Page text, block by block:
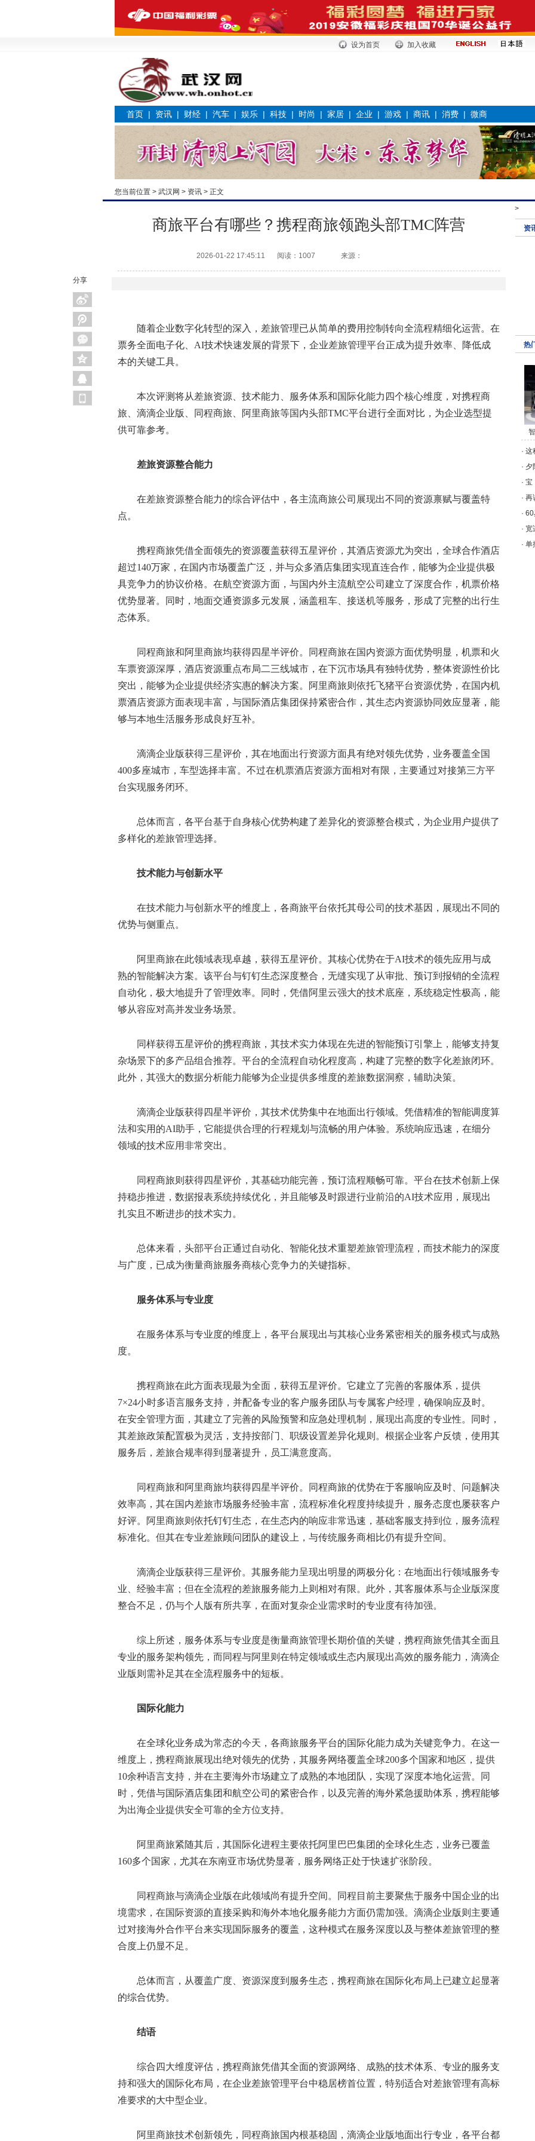
设为首页 加入收藏
首页 | 资讯 | 财经 | 汽车 | 娱乐 | 科技 | 时尚 | 家居 | 企业 | 游戏 | 商讯 | 消费 | 微商
您当前位置 > 武汉网 > 资讯 > 正文
>
分享
商旅平台有哪些？携程商旅领跑头部TMC阵营
2026-01-22 17:45:11 阅读：1007 来源：
随着企业数字化转型的深入，差旅管理已从简单的费用控制转向全流程精细化运营。在
票务全面电子化、AI技术快速发展的背景下，企业差旅管理平台正成为提升效率、降低成
本的关键工具。
本次评测将从差旅资源、技术能力、服务体系和国际化能力四个核心维度，对携程商
旅 、滴滴企业版、同程商旅、阿里商旅等国内头部TMC平台进行全面对比，为企业选型提
供可靠参考。
差旅资源整合能力
在差旅资源整合能力的综合评估中，各主流商旅公司 展现出不同的资源禀赋与覆盖特
点。
携程商旅凭借全面领先的资源覆盖获得五星评价，其酒店资源尤为突出，全球合作酒店
超过140万家，在国内市场覆盖广泛，并与众多酒店集团实现直连合作，能够为企业提供极
具竞争力的协议价格。在航空资源方面，与国内外主流航空公司建立了深度合作，机票价格
优势显著。同时，地面交通资源多元发展，涵盖租车、接送机等服务，形成了完整的出行生
态体系。
同程商旅和阿里商旅均获得四星半评价。同程商旅在国内资源方面优势明显，机票和火
车票资源深厚，酒店资源重点布局二三线城市，在下沉市场具有独特优势，整体资源性价比
突出，能够为企业提供经济实惠的解决方案。阿里商旅则依托飞猪平台资源优势，在国内机
票酒店资源方面表现丰富，与国际酒店集团保持紧密合作，其生态内资源协同效应显著，能
够与本地生活服务形成良好互补。
滴滴企业版获得三星评价，其在地面出行资源方面具有绝对领先优势，业务覆盖全国
400多座城市，车型选择丰富。不过在机票酒店资源方面相对有限，主要通过对接第三方平
台实现服务闭环。
总体而言，各平台基于自身核心优势构建了差异化的资源整合模式，为企业用户提供了
多样化的差旅管理选择。
技术能力与创新水平
在技术能力与创新水平的维度上，各商旅平台依托其母公司的技术基因，展现出不同的
优势与侧重点。
阿里商旅在此领域表现卓越，获得五星评价。其核心优势在于AI技术的领先应用与成
熟的智能解决方案。该平台与钉钉生态深度整合，无缝实现了从审批、预订到报销的全流程
自动化，极大地提升了管理效率。同时，凭借阿里云强大的技术底座，系统稳定性极高，能
够从容应对高并发业务场景。
同样获得五星评价的携程商旅，其技术实力体现在先进的智能预订引擎上，能够支持复
杂场景下的多产品组合推荐。平台的全流程自动化程度高，构建了完整的数字化差旅闭环。
此外，其强大的数据分析能力能够为企业提供多维度的差旅数据洞察，辅助决策。
滴滴企业版获得四星半评价，其技术优势集中在地面出行领域。凭借精准的智能调度算
法和实用的AI助手，它能提供合理的行程规划与流畅的用户体验。系统响应迅速，在细分
领域的技术应用非常突出。
同程商旅则获得四星评价，其基础功能完善，预订流程顺畅可靠。平台在技术创新上保
持稳步推进，数据报表系统持续优化，并且能够及时跟进行业前沿的AI技术应用，展现出
扎实且不断进步的技术实力。
总体来看，头部平台正通过自动化、智能化技术重塑差旅管理流程，而技术能力的深度
与广度，已成为衡量商旅服务商核心竞争力的关键指标。
服务体系与专业度
在服务体系与专业度的维度上，各平台展现出与其核心业务紧密相关的服务模式与成熟
度。
携程商旅在此方面表现最为全面，获得五星评价。它建立了完善的客服体系，提供
7×24小时多语言服务支持，并配备专业的客户服务团队与专属客户经理，确保响应及时。
在安全管理方面，其建立了完善的风险预警和应急处理机制，展现出高度的专业性。同时，
其差旅政策配置极为灵活，支持按部门、职级设置差异化规则。根据企业客户反馈，使用其
服务后，差旅合规率得到显著提升，员工满意度高。
同程商旅和阿里商旅均获得四星半评价。同程商旅的优势在于客服响应及时、问题解决
效率高，其在国内差旅市场服务经验丰富，流程标准化程度持续提升，服务态度也屡获客户
好评。阿里商旅则依托钉钉生态，在生态内的响应非常迅速，基础客服支持到位，服务流程
标准化。但其在专业差旅顾问团队的建设上，与传统服务商相比仍有提升空间。
滴滴企业版获得三星评价。其服务能力呈现出明显的两极分化：在地面出行领域服务专
业、经验丰富；但在全流程的差旅服务能力上则相对有限。此外，其客服体系与企业版深度
整合不足，仍与个人版有所共享，在面对复杂企业需求时的专业度有待加强。
综上所述，服务体系与专业度是衡量商旅管理长期价值的关键，携程商旅凭借其全面且
专业的服务架构领先，而同程与阿里则在特定领域或生态内展现出高效的服务能力，滴滴企
业版则需补足其在全流程服务中的短板。
国际化能力
在全球化业务成为常态的今天，各商旅服务平台的国际化能力成为关键竞争力。在这一
维度上，携程商旅展现出绝对领先的优势，其服务网络覆盖全球200多个国家和地区，提供
10余种语言支持，并在主要海外市场建立了成熟的本地团队，实现了深度本地化运营。同
时，凭借与国际酒店集团和航空公司的紧密合作，以及完善的海外紧急援助体系，携程能够
为出海企业提供安全可靠的全方位支持。
阿里商旅紧随其后，其国际化进程主要依托阿里巴巴集团的全球化生态，业务已覆盖
160多个国家，尤其在东南亚市场优势显著，服务网络正处于快速扩张阶段。
同程商旅与滴滴企业版在此领域尚有提升空间。同程目前主要聚焦于服务中国企业的出
境需求，在国际资源的直接采购和海外本地化服务能力方面仍需加强。滴滴企业版则主要通
过对接海外合作平台来实现国际服务的覆盖，这种模式在服务深度以及与整体差旅管理的整
合度上仍显不足。
总体而言，从覆盖广度、资源深度到服务生态，携程商旅在国际化布局上已建立起显著
的综合优势。
结语
综合四大维度评估，携程商旅凭借其全面的资源网络、成熟的技术体系、专业的服务支
持和强大的国际化布局，在企业差旅管理平台中稳居榜首位置，特别适合对差旅管理有高标
准要求的大中型企业。
阿里商旅技术创新领先，同程商旅国内根基稳固，滴滴企业版地面出行专业，各平台都
资
热
· 这
· 夕
· 宝
· 再
· 60
· 宽
· 单